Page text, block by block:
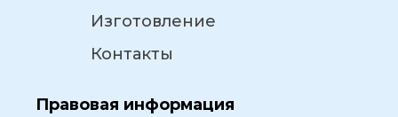
Изготовление
Контакты
Правовая информация